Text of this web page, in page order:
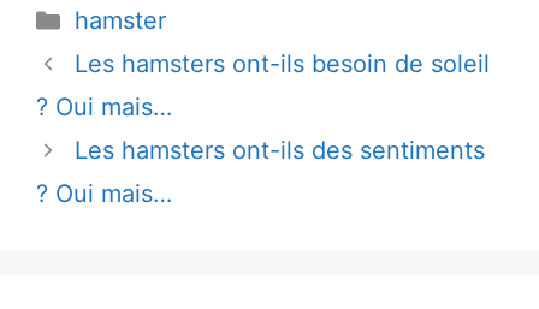
Catégories
hamster
Les hamsters ont-ils besoin de soleil
? Oui mais…
Les hamsters ont-ils des sentiments
? Oui mais…